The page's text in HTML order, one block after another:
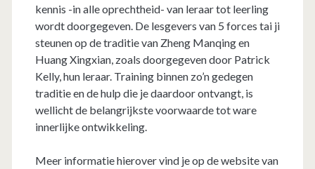
kennis -in alle oprechtheid- van leraar tot leerling
wordt doorgegeven. De lesgevers van 5 forces tai ji
steunen op de traditie van Zheng Manqing en
Huang Xingxian, zoals doorgegeven door Patrick
Kelly, hun leraar. Training binnen zo’n gedegen
traditie en de hulp die je daardoor ontvangt, is
wellicht de belangrijkste voorwaarde tot ware
innerlijke ontwikkeling.
Meer informatie hierover vind je op de website van